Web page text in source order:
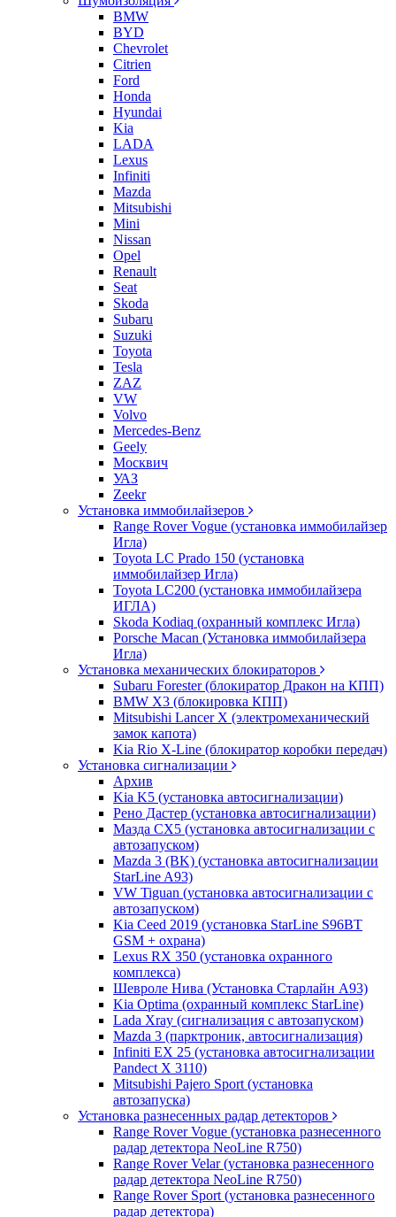
BMW
BYD
Chevrolet
Citrien
Ford
Honda
Hyundai
Kia
LADA
Lexus
Infiniti
Mazda
Mitsubishi
Mini
Nissan
Opel
Renault
Seat
Skoda
Subaru
Suzuki
Toyota
Tesla
ZAZ
VW
Volvo
Mercedes-Benz
Geely
Москвич
УАЗ
Zeekr
Установка иммобилайзеров
Range Rover Vogue (установка иммобилайзер
Игла)
Toyota LC Prado 150 (установка
иммобилайзер Игла)
Toyota LC200 (установка иммобилайзера
ИГЛА)
Skoda Kodiaq (охранный комплекс Игла)
Porsche Macan (Установка иммобилайзера
Игла)
Установка механических блокираторов
Subaru Forester (блокиратор Дракон на КПП)
BMW X3 (блокировка КПП)
Mitsubishi Lancer X (электромеханический
замок капота)
Kia Rio X-Line (блокиратор коробки передач)
Установка сигнализации
Архив
Kia K5 (установка автосигнализации)
Рено Дастер (установка автосигнализации)
Мазда CХ5 (установка автосигнализации с
автозапуском)
Mazda 3 (BK) (установка автосигнализации
StarLine A93)
VW Tiguan (установка автосигнализации с
автозапуском)
Kia Ceed 2019 (установка StarLine S96BT
GSM + охрана)
Lexus RX 350 (установка охранного
комплекса)
Шевроле Нива (Установка Старлайн А93)
Kia Optima (охранный комплекс StarLine)
Lada Xray (сигнализация с автозапуском)
Mazda 3 (парктроник, автосигнализация)
Infiniti EX 25 (установка автосигнализации
Pandect X 3110)
Mitsubishi Pajero Sport (установка
автозапуска)
Установка разнесенных радар детекторов
Range Rover Vogue (установка разнесенного
радар детектора NeoLine R750)
Range Rover Velar (установка разнесенного
радар детектора NeoLine R750)
Range Rover Sport (установка разнесенного
радар детектора)